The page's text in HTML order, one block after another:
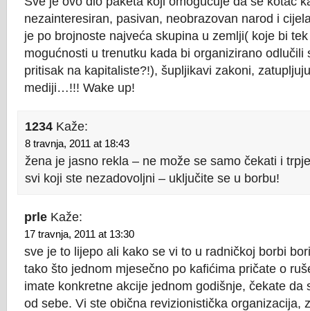
nezainteresiran, pasivan, neobrazovan narod i
je po brojnoste najveća skupina u zemlji( koje bi
mogućnosti u trenutku kada bi organizirano odlučili
pritisak na kapitaliste?!), šupljikavi zakoni,
mediji…!!! Wake up!
1234 Kaže:
8 travnja, 2011 at 18:43
žena je jasno rekla – ne može se samo čekati i
svi koji ste nezadovoljni – uključite se u borbu!
prle Kaže:
17 travnja, 2011 at 13:30
sve je to lijepo ali kako se vi to u radničkoj borbi
tako što jednom mjesečno po kafićima pričate o
imate konkretne akcije jednom godišnje, čekate da
od sebe. Vi ste obična revizionistička organizacija,